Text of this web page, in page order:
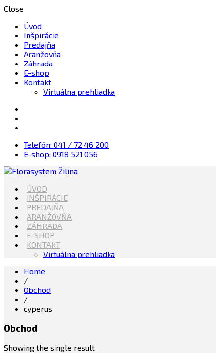
Close
Úvod
Inšpirácie
Predajňa
Aranžovňa
Záhrada
E-shop
Kontakt
Virtuálna prehliadka
Telefón: 041 / 72 46 200
E-shop: 0918 521 056
Florasystem Žilina
Kvety, Sviečky, dekorácie, Záhrada
ÚVOD
INŠPIRÁCIE
PREDAJŇA
ARANŽOVŇA
ZÁHRADA
E-SHOP
KONTAKT
Virtuálna prehliadka
Home
/
Obchod
/
cyperus
Obchod
Showing the single result